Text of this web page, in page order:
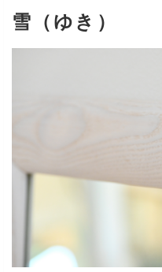
雪（ゆき）